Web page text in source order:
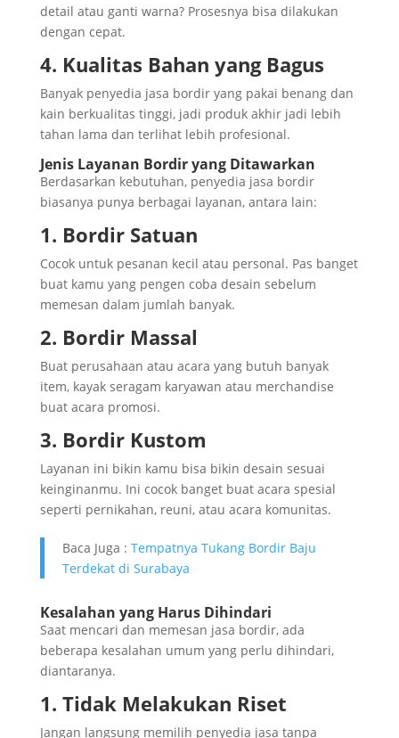
detail atau ganti warna? Prosesnya bisa dilakukan
dengan cepat.
4. Kualitas Bahan yang Bagus
Banyak penyedia jasa bordir yang pakai benang dan
kain berkualitas tinggi, jadi produk akhir jadi lebih
tahan lama dan terlihat lebih profesional.
Jenis Layanan Bordir yang Ditawarkan
Berdasarkan kebutuhan, penyedia jasa bordir
biasanya punya berbagai layanan, antara lain:
1. Bordir Satuan
Cocok untuk pesanan kecil atau personal. Pas banget
buat kamu yang pengen coba desain sebelum
memesan dalam jumlah banyak.
2. Bordir Massal
Buat perusahaan atau acara yang butuh banyak
item, kayak seragam karyawan atau merchandise
buat acara promosi.
3. Bordir Kustom
Layanan ini bikin kamu bisa bikin desain sesuai
keinginanmu. Ini cocok banget buat acara spesial
seperti pernikahan, reuni, atau acara komunitas.
Baca Juga : Tempatnya Tukang Bordir Baju
Terdekat di Surabaya
Kesalahan yang Harus Dihindari
Saat mencari dan memesan jasa bordir, ada
beberapa kesalahan umum yang perlu dihindari,
diantaranya.
1. Tidak Melakukan Riset
Jangan langsung memilih penyedia jasa tanpa